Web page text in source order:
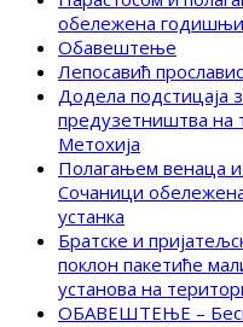
обележена
Обавештење
Лепосавић
Додела подстицаја
предузетништва на
Метохија
Полагањем венаца
Сочаници
устанка
Братске и
поклон пакетиће
установа на
ОБАВЕШТЕЊЕ –